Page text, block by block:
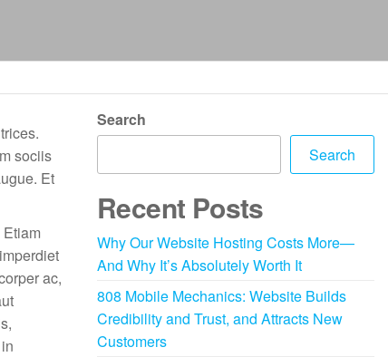
sociis
Et
ac,
Search
Search
Recent Posts
Why Our Website Hosting Costs More—
And Why It’s Absolutely Worth It
808 Mobile Mechanics: Website Builds
Credibility and Trust, and Attracts New
Customers